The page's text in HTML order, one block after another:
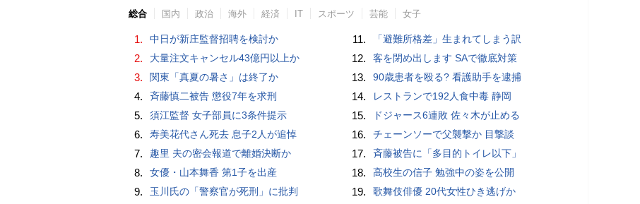
総合 国内 政治 海外 経済 IT スポーツ 芸能 女子
1. 中日が新庄監督招聘を検討か
2. 大量注文キャンセル43億円以上か
3. 関東「真夏の暑さ」は終了か
4. 斉藤慎二被告 懲役7年を求刑
5. 須江監督 女子部員に3条件提示
6. 寿美花代さん死去 息子2人が追悼
7. 趣里 夫の密会報道で離婚決断か
8. 女優・山本舞香 第1子を出産
9. 玉川氏の「警察官が死刑」に批判
11. 「避難所格差」生まれてしまう訳
12. 客を閉め出します SAで徹底対策
13. 90歳患者を殴る? 看護助手を逮捕
14. レストランで192人食中毒 静岡
15. ドジャース6連敗 佐々木が止める
16. チェーンソーで父襲撃か 目撃談
17. 斉藤被告に「多目的トイレ以下」
18. 高校生の信子 勉強中の姿を公開
19. 歌舞伎俳優 20代女性ひき逃げか